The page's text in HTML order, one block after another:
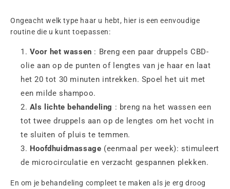
Ongeacht welk type haar u hebt, hier is een eenvoudige
routine die u kunt toepassen:
Voor het wassen : Breng een paar druppels CBD-
olie aan op de punten of lengtes van je haar en laat
het 20 tot 30 minuten intrekken. Spoel het uit met
een milde shampoo.
Als lichte behandeling : breng na het wassen een
tot twee druppels aan op de lengtes om het vocht in
te sluiten of pluis te temmen.
Hoofdhuidmassage (eenmaal per week): stimuleert
de microcirculatie en verzacht gespannen plekken.
En om je behandeling compleet te maken als je erg droog